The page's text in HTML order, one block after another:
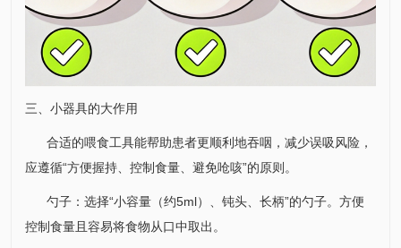
三、小器具的大作用
合适的喂食工具能帮助患者更顺利地吞咽，减少误吸风险，
应遵循“方便握持、控制食量、避免呛咳”的原则。
勺子：选择“小容量（约5ml）、钝头、长柄”的勺子。方便
控制食量且容易将食物从口中取出。